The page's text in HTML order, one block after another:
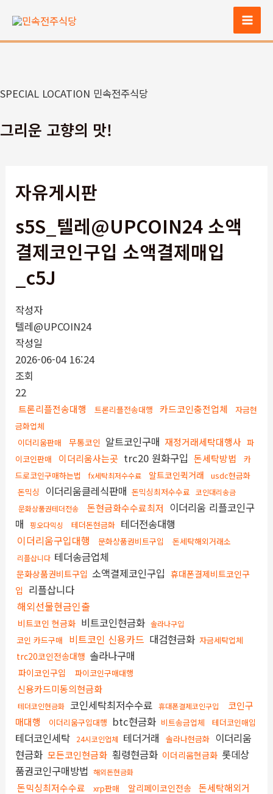
츠
너
기
Main
SPECIAL LOCATION 민속전주식당
그리운 고향의 맛!
자유게시판
s5S_텔레@UPCOIN24 소액
결제코인구입 소액결제매입
_c5J
작성자
텔레@UPCOIN24
작성일
2026-06-04 16:24
조회
22
트론리플전송대행 트론리플전송대행 카드코인충전업체
자금현
금화업체
이더리움판매
무통코인 알트코인구매 재정거래세탁대행사 파
이코인판매
이더리움사는곳 trc20 원화구입 돈세탁방법
카
드로코인구매하는법
fx세탁최저수수료 알트코인퀵거래
usdc현금화
돈믹싱
이더리움클레식판매 돈믹싱최저수수료
코인대리송금
문화상품권테더전송
돈현금화수수료최저 이더리움 리플코인구
매
핑오다믹싱 테더돈현금화 테더전송대행
이더리움구입대행
문화상품권비트구입 돈세탁해외거래소
리플삽니다 테더송금업체
문화상품권비트구입 소액결제코인구입 휴대폰결제비트코인구
입 리플삽니다
해외선물현금인출
비트코인 현금화 비트코인현금화 솔라나구입
코인 카드구매 비트코인 신용카드 대검현금화 자금세탁업체
trc20코인전송대행 솔라나구매
파이코인구입 파이코인구매대행
신용카드미동의현금화
테더코인현금화 코인세탁최저수수료 휴대폰결제코인구입
코인구
매대행
이더리움구입대행 btc현금화 비트송금업체 테더코인매입
테더코인세탁 24시코인업체 테더거래 솔라나현금화 이더리움
현금화 모든코인현금화 횡령현금화 이더리움현금화 롯데상
품권코인구매방법 해외돈현금화
돈믹싱최저수수료 xrp판매 알리페이코인전송
돈세탁해외거